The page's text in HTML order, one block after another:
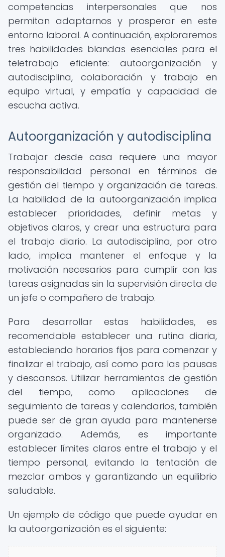
competencias interpersonales que nos
permitan adaptarnos y prosperar en este
entorno laboral. A continuación, exploraremos
tres habilidades blandas esenciales para el
teletrabajo eficiente: autoorganización y
autodisciplina, colaboración y trabajo en
equipo virtual, y empatía y capacidad de
escucha activa.
Autoorganización y autodisciplina
Trabajar desde casa requiere una mayor
responsabilidad personal en términos de
gestión del tiempo y organización de tareas.
La habilidad de la autoorganización implica
establecer prioridades, definir metas y
objetivos claros, y crear una estructura para
el trabajo diario. La autodisciplina, por otro
lado, implica mantener el enfoque y la
motivación necesarios para cumplir con las
tareas asignadas sin la supervisión directa de
un jefe o compañero de trabajo.
Para desarrollar estas habilidades, es
recomendable establecer una rutina diaria,
estableciendo horarios fijos para comenzar y
finalizar el trabajo, así como para las pausas
y descansos. Utilizar herramientas de gestión
del tiempo, como aplicaciones de
seguimiento de tareas y calendarios, también
puede ser de gran ayuda para mantenerse
organizado. Además, es importante
establecer límites claros entre el trabajo y el
tiempo personal, evitando la tentación de
mezclar ambos y garantizando un equilibrio
saludable.
Un ejemplo de código que puede ayudar en
la autoorganización es el siguiente: